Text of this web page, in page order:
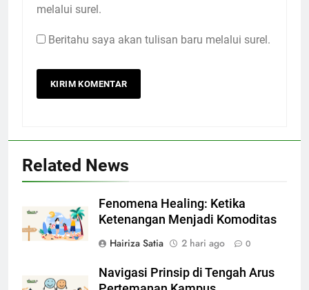
melalui surel.
Beritahu saya akan tulisan baru melalui surel.
Related News
Fenomena Healing: Ketika
Ketenangan Menjadi Komoditas
Hairiza Satia
2 hari ago 0
Navigasi Prinsip di Tengah Arus